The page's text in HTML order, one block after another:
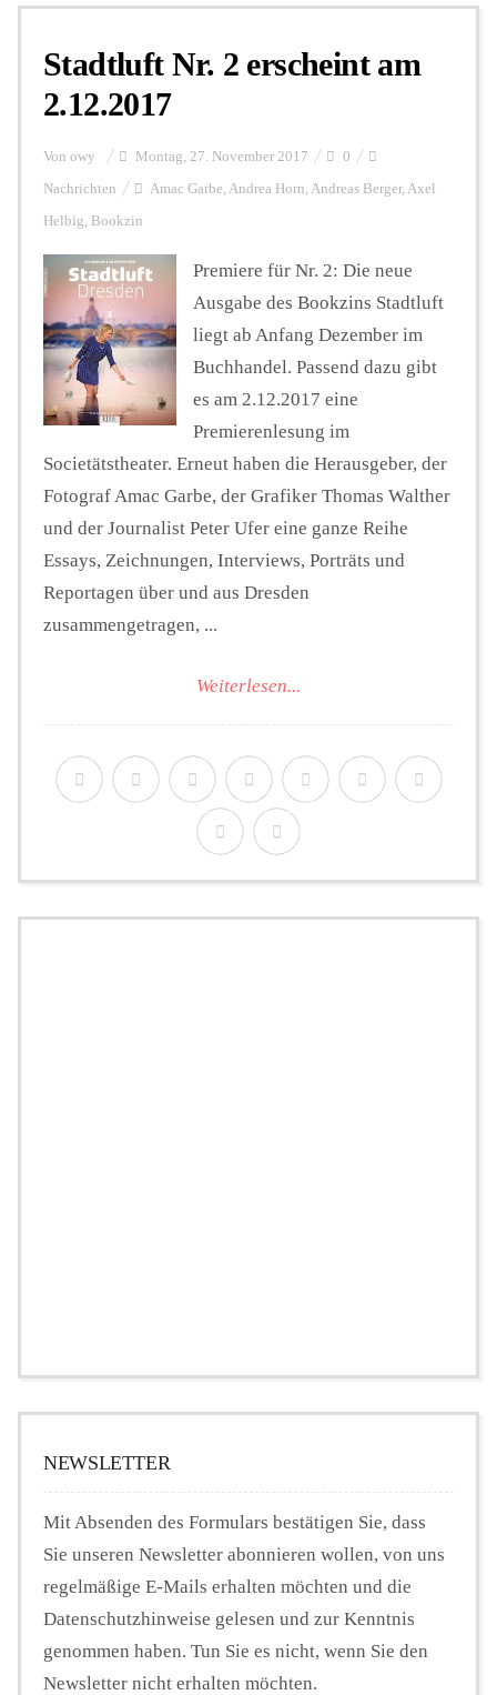
Personalien
Hintergrund
FUNKTURM-Beiträge
Podcast
Seminare
Unterstützen
Stadtluft Nr. 2 erscheint am
2.12.2017
Von owy Montag, 27. November 2017 0
Nachrichten Amac Garbe, Andrea Horn, Andreas Berger, Axel
Helbig, Bookzin
Premiere für Nr. 2: Die neue
Ausgabe des Bookzins Stadtluft
liegt ab Anfang Dezember im
Buchhandel. Passend dazu gibt
es am 2.12.2017 eine
Premierenlesung im
Societätstheater. Erneut haben die Herausgeber, der
Fotograf Amac Garbe, der Grafiker Thomas Walther
und der Journalist Peter Ufer eine ganze Reihe
Essays, Zeichnungen, Interviews, Porträts und
Reportagen über und aus Dresden
zusammengetragen, ...
Weiterlesen...
NEWSLETTER
Mit Absenden des Formulars bestätigen Sie, dass
Sie unseren Newsletter abonnieren wollen, von uns
regelmäßige E-Mails erhalten möchten und die
Datenschutzhinweise gelesen und zur Kenntnis
genommen haben. Tun Sie es nicht, wenn Sie den
Newsletter nicht erhalten möchten.